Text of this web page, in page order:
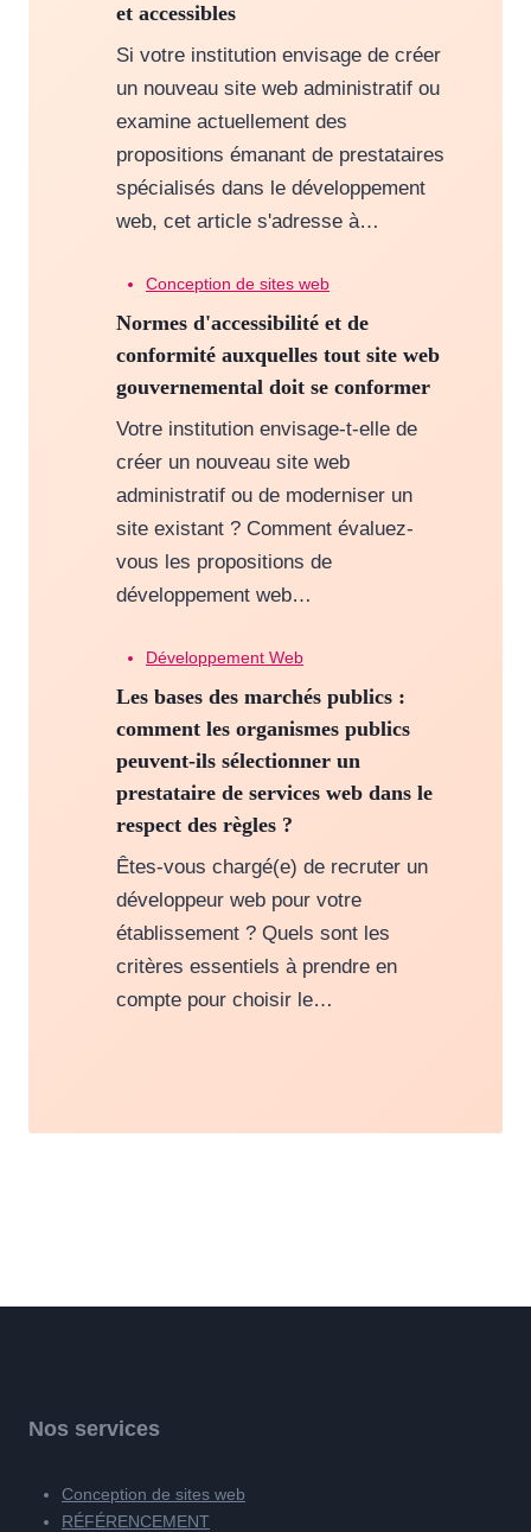
et accessibles
Si votre institution envisage de créer
un nouveau site web administratif ou
examine actuellement des
propositions émanant de prestataires
spécialisés dans le développement
web, cet article s'adresse à…
Conception de sites web
Normes d'accessibilité et de
conformité auxquelles tout site web
gouvernemental doit se conformer
Votre institution envisage-t-elle de
créer un nouveau site web
administratif ou de moderniser un
site existant ? Comment évaluez-
vous les propositions de
développement web…
Développement Web
Les bases des marchés publics :
comment les organismes publics
peuvent-ils sélectionner un
prestataire de services web dans le
respect des règles ?
Êtes-vous chargé(e) de recruter un
développeur web pour votre
établissement ? Quels sont les
critères essentiels à prendre en
compte pour choisir le…
Nos services
Conception de sites web
RÉFÉRENCEMENT